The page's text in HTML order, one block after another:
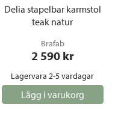
Delia stapelbar karmstol
teak natur
Brafab
2 590 kr
Lagervara 2-5 vardagar
Lägg i varukorg